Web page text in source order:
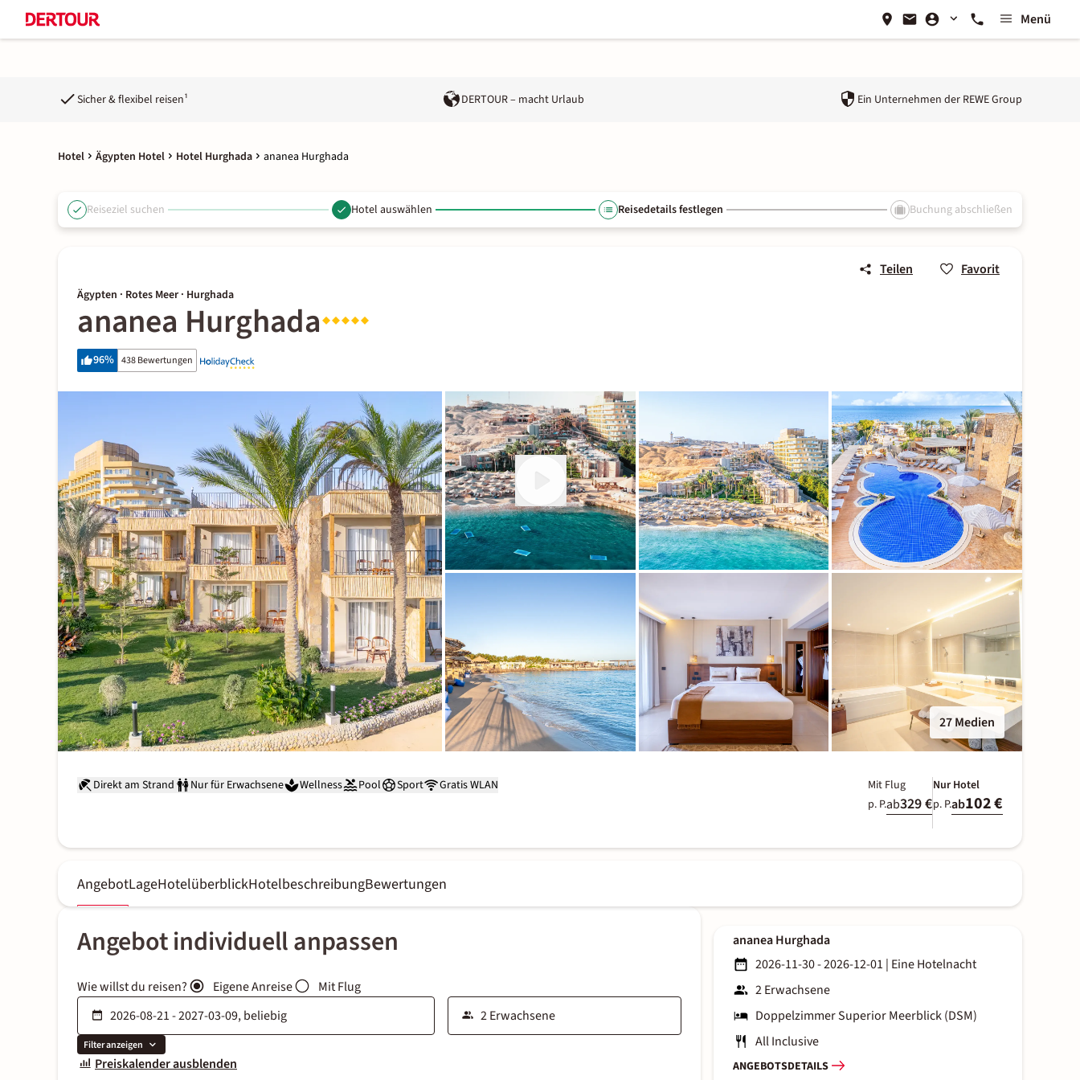
Menü
Sicher & flexibel reisen¹ DERTOUR – macht Urlaub Ein Unternehmen der REWE Group
Hotel Ägypten Hotel Hotel Hurghada ananea Hurghada
Reiseziel suchen Hotel auswählen Reisedetails festlegen Buchung abschließen
Teilen Favorit
Ägypten · Rotes Meer · Hurghada
ananea Hurghada
96% 438 Bewertungen
27 Medien
Direkt am Strand Nur für Erwachsene Wellness Pool Sport Gratis WLAN
Mit Flug
p. P.ab329 €
Nur Hotel
p. P.ab102 €
AngebotLageHotelüberblickHotelbeschreibungBewertungen
Angebot individuell anpassen
Wie willst du reisen? Eigene Anreise Mit Flug
Filter anzeigen
Preiskalender ausblenden
ananea Hurghada
2026-11-30 - 2026-12-01 | Eine Hotelnacht
2 Erwachsene
Doppelzimmer Superior Meerblick (DSM)
All Inclusive
ANGEBOTSDETAILS